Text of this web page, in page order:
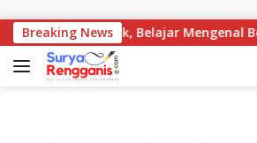
Breaking News
Nyamuk, Belajar Mengenal Berbagai